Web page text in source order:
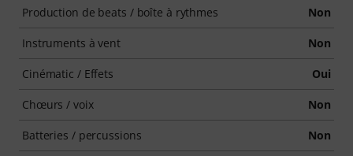
Production de beats / boîte à rythmes Non
Instruments à vent Non
Cinématic / Effets Oui
Chœurs / voix Non
Batteries / percussions Non